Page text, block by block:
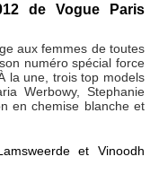
de Vogue Paris
aux femmes de toutes
numéro spécial force
la une, trois top models
Werbowy, Stephanie
en chemise blanche et
et Vinoodh